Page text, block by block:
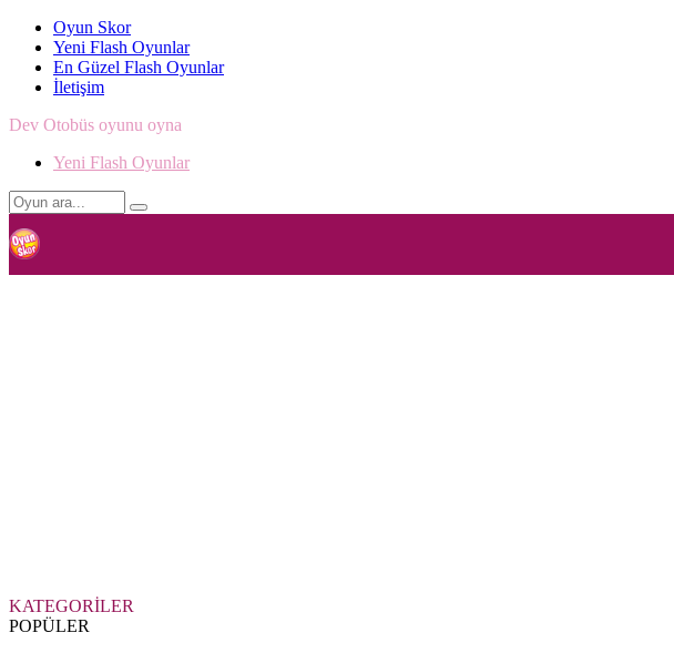
Oyun Skor
Yeni Flash Oyunlar
En Güzel Flash Oyunlar
İletişim
Dev Otobüs oyunu oyna
Yeni Flash Oyunlar
KATEGORİLER
POPÜLER